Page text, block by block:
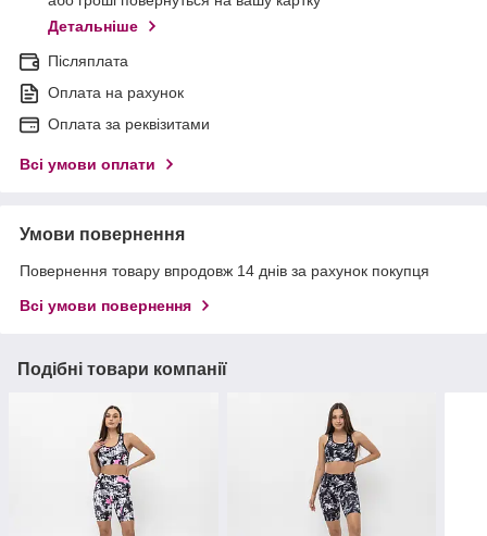
Детальніше
Післяплата
Оплата на рахунок
Оплата за реквізитами
Всі умови оплати
Умови повернення
Повернення товару впродовж 14 днів за рахунок покупця
Всі умови повернення
Подібні товари компанії